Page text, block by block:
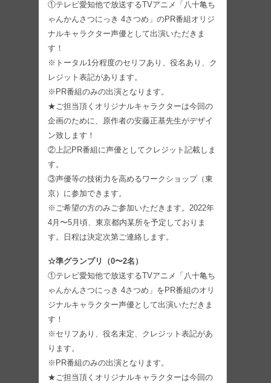
①テレビ愛知他で放送するTVアニメ「八十亀ち
ゃんかんさつにっき 4さつめ」のPR番組オリジ
ナルキャラクター声優として出演いただきま
す！
※トータル1分程度のセリフあり、役名あり、ク
レジット表記があります。
※PR番組のみの出演となります。
★ご担当頂くオリジナルキャラクターは今回の
企画のために、原作者の安藤正基先生がデザイ
ン致します！
②上記PR番組に声優としてクレジット記載しま
す。
③声優等の技術力を高めるワークショップ（東
京）に参加できます。
※ご希望の方のみご参加いただきます。2022年
4月〜5月頃、東京都内某所を予定しておりま
す。日程は決定次第ご連絡します。
☆準グランプリ（0〜2名）
①テレビ愛知他で放送するTVアニメ「八十亀ち
ゃんかんさつにっき 4さつめ」をPR番組のオリ
ジナルキャラクター声優として出演いただきま
す！
※セリフあり、役名未定、クレジット表記があ
ります。
※PR番組のみの出演となります。
★ご担当頂くオリジナルキャラクターは今回の